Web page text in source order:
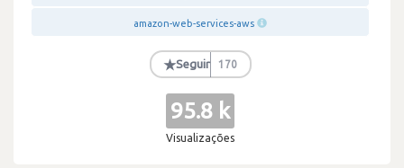
amazon-web-services-aws
★Seguir 170
95.8 k
Visualizações